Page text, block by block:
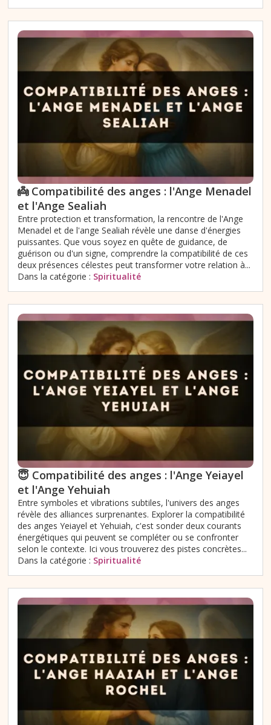
👼 Compatibilité des anges : l'Ange Menadel
et l'Ange Sealiah
Entre protection et transformation, la rencontre de l'Ange
Menadel et de l'ange Sealiah révèle une danse d'énergies
puissantes. Que vous soyez en quête de guidance, de
guérison ou d'un signe, comprendre la compatibilité de ces
deux présences célestes peut transformer votre relation à...
Dans la catégorie : Spiritualité
😇 Compatibilité des anges : l'Ange Yeiayel
et l'Ange Yehuiah
Entre symboles et vibrations subtiles, l'univers des anges
révèle des alliances surprenantes. Explorer la compatibilité
des anges Yeiayel et Yehuiah, c'est sonder deux courants
énergétiques qui peuvent se compléter ou se confronter
selon le contexte. Ici vous trouverez des pistes concrètes...
Dans la catégorie : Spiritualité